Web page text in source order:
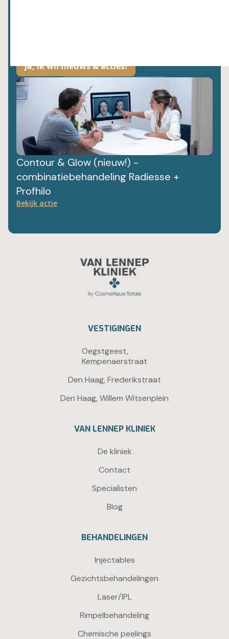
Contour & Glow (nieuw!) -
combinatiebehandeling Radiesse +
Profhilo
Bekijk actie
VESTIGINGEN
Oegstgeest,
Kempenaerstraat
Den Haag, Frederikstraat
Den Haag, Willem Witsenplein
VAN LENNEP KLINIEK
De kliniek
Contact
Specialisten
Blog
BEHANDELINGEN
Injectables
Gezichtsbehandelingen
Laser/IPL
Rimpelbehandeling
Chemische peelings